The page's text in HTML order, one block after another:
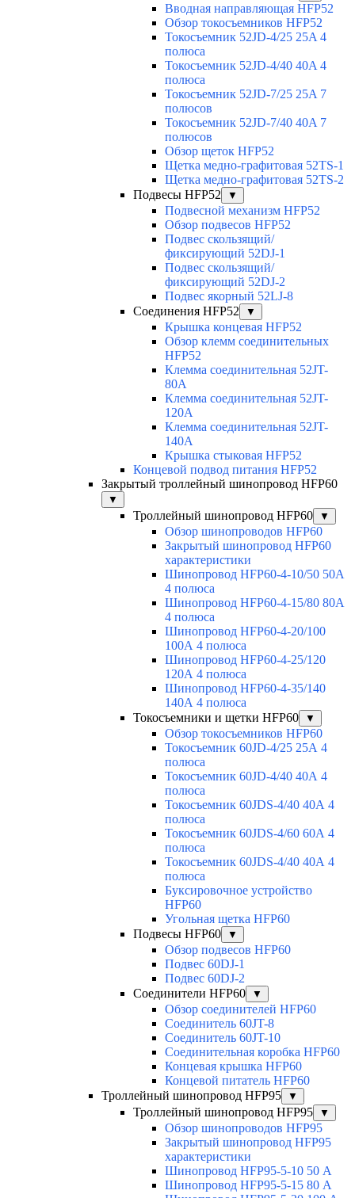
Вводная направляющая HFP52
Обзор токосъемников HFP52
Токосъемник 52JD-4/25 25A 4
полюса
Токосъемник 52JD-4/40 40A 4
полюса
Токосъемник 52JD-7/25 25A 7
полюсов
Токосъемник 52JD-7/40 40A 7
полюсов
Обзор щеток HFP52
Щетка медно-графитовая 52TS-1
Щетка медно-графитовая 52TS-2
Подвесы HFP52
▼
Подвесной механизм HFP52
Обзор подвесов HFP52
Подвес скользящий/
фиксирующий 52DJ-1
Подвес скользящий/
фиксирующий 52DJ-2
Подвес якорный 52LJ-8
Соединения HFP52
▼
Крышка концевая HFP52
Обзор клемм соединительных
HFP52
Клемма соединительная 52JT-
80A
Клемма соединительная 52JT-
120A
Клемма соединительная 52JT-
140A
Крышка стыковая HFP52
Концевой подвод питания HFP52
Закрытый троллейный шинопровод HFP60
▼
Троллейный шинопровод HFP60 ▼
Обзор шинопроводов HFP60
Закрытый шинопровод HFP60
характеристики
Шинопровод HFP60-4-10/50 50А
4 полюса
Шинопровод HFP60-4-15/80 80А
4 полюса
Шинопровод HFP60-4-20/100
100А 4 полюса
Шинопровод HFP60-4-25/120
120А 4 полюса
Шинопровод HFP60-4-35/140
140А 4 полюса
Токосъемники и щетки HFP60
▼
Обзор токосъемников HFP60
Токосъемник 60JD-4/25 25А 4
полюса
Токосъемник 60JD-4/40 40А 4
полюса
Токосъемник 60JDS-4/40 40А 4
полюса
Токосъемник 60JDS-4/60 60А 4
полюса
Токосъемник 60JDS-4/40 40А 4
полюса
Буксировочное устройство
HFP60
Угольная щетка HFP60
Подвесы HFP60
▼
Обзор подвесов HFP60
Подвес 60DJ-1
Подвес 60DJ-2
Соединители HFP60
▼
Обзор соединителей HFP60
Соединитель 60JT-8
Соединитель 60JT-10
Соединительная коробка HFP60
Концевая крышка HFP60
Концевой питатель HFP60
Троллейный шинопровод HFP95
▼
Троллейный шинопровод HFP95 ▼
Обзор шинопроводов HFP95
Закрытый шинопровод HFP95
характеристики
Шинопровод HFP95-5-10 50 А
Шинопровод HFP95-5-15 80 А